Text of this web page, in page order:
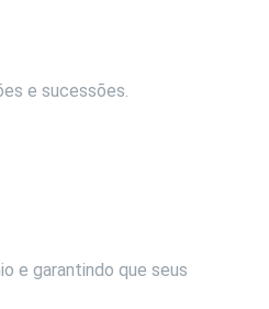
e sucessões.
e garantindo que seus